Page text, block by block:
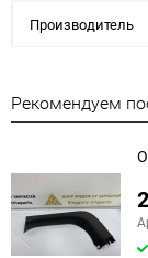
Производитель
Рекомендуем